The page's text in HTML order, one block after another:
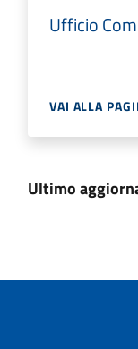
Ufficio
VAI ALLA
Ultimo